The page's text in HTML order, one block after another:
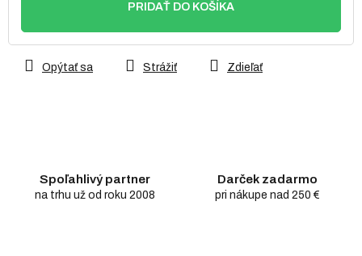
PRIDAŤ DO KOŠÍKA
Opýtať sa Strážiť Zdieľať
Spoľahlivý partner
na trhu už od roku 2008
Darček zadarmo
pri nákupe nad 250 €